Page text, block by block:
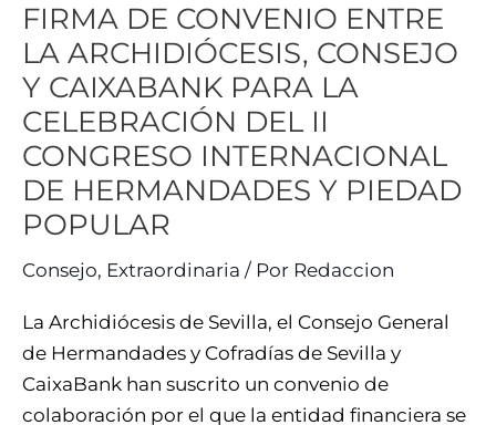
FIRMA DE CONVENIO ENTRE
LA ARCHIDIÓCESIS, CONSEJO
Y CAIXABANK PARA LA
CELEBRACIÓN DEL II
CONGRESO INTERNACIONAL
DE HERMANDADES Y PIEDAD
POPULAR
Consejo, Extraordinaria / Por Redaccion
La Archidiócesis de Sevilla, el Consejo General
de Hermandades y Cofradías de Sevilla y
CaixaBank han suscrito un convenio de
colaboración por el que la entidad financiera se
CELEBRACIÓN
DEL
II
CONGRESO
INTERNACIONAL
DE
HERMANDADES
PIEDAD